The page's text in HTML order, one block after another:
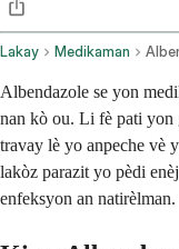
Lakay Medikaman
Albendazole se yon
nan kò ou. Li fè pati yon
travay lè yo anpeche vè
lakòz parazit yo pèdi
enfeksyon an natirèlman.